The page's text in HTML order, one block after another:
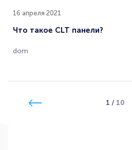
16 апреля 2021
Что такое CLT панели?
dom
1 / 10